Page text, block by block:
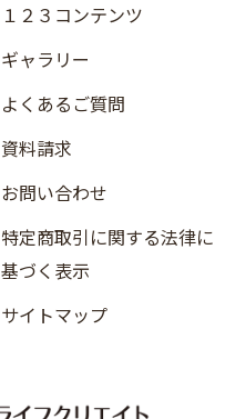
１２３コンテンツ
ギャラリー
よくあるご質問
資料請求
お問い合わせ
特定商取引に関する法律に
基づく表示
サイトマップ